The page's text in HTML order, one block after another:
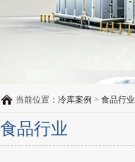
当前位置： 冷库案例 > 食品行业
食品行业